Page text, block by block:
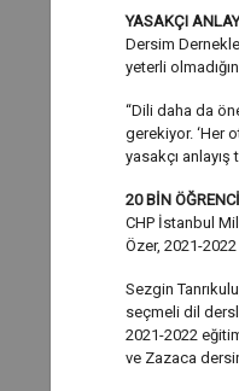
YASAKÇI
Dersim
yeterli
“Dili daha da
gerekiyor. ‘Her
yasakçı
20 BİN
CHP İstanbul
Özer, 2021-
Sezgin
seçmeli dil
2021-2022
ve Zazaca